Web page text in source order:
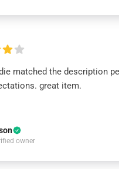
matched the description
great item.
owner